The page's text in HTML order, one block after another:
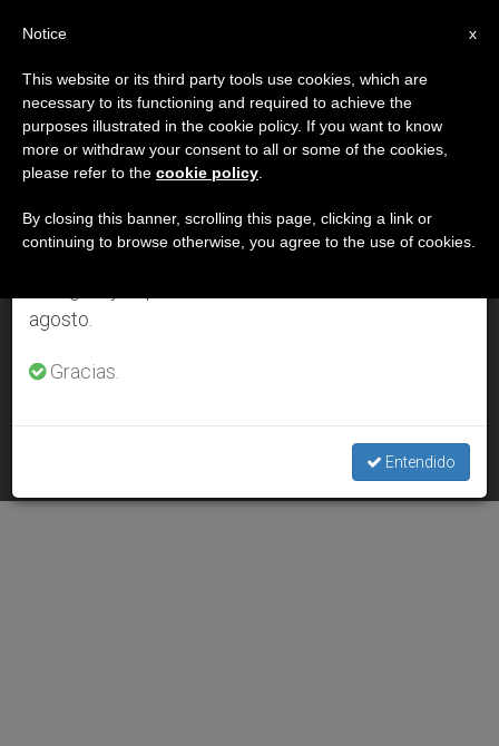
DÍA
Enero 14th, 2015
ÚLTIMAS NOTICIAS
Teólogo musulmán: demonizar el islam ayuda a los
JAN 14, 2015 00:00
×
Aviso importante
Del 27 de julio al 7 de agosto haremos la pausa
anual, aprovechando que en el periodo de verano
se generan menos informaciones y también el
agosto.
Gracias.
Entendido
x
Notice
This website or its third party tools use cookies, which are
necessary to its functioning and required to achieve the
purposes illustrated in the cookie policy. If you want to know
more or withdraw your consent to all or some of the cookies,
please refer to the cookie policy
By closing this banner, scrolling this page, clicking a link or
continuing to browse otherwise, you agree to the use of cookies.